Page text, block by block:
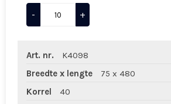
- +
Art. nr.
K4098
Breedte x lengte
75 x 480
Korrel
40